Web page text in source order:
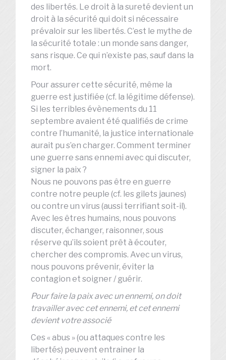
des libertés. Le droit à la sureté devient un
droit à la sécurité qui doit si nécessaire
prévaloir sur les libertés. C’est le mythe de
la sécurité totale : un monde sans danger,
sans risque. Ce qui n’existe pas, sauf dans la
mort.
Pour assurer cette sécurité, même la
guerre est justifiée (cf. la légitime défense).
Si les terribles évènements du 11
septembre avaient été qualifiés de crime
contre l’humanité, la justice internationale
aurait pu s’en charger. Comment terminer
une guerre sans ennemi avec qui discuter,
signer la paix ?
Nous ne pouvons pas être en guerre
contre notre peuple (cf. les gilets jaunes)
ou contre un virus (aussi terrifiant soit-il).
Avec les êtres humains, nous pouvons
discuter, échanger, raisonner, sous
réserve qu’ils soient prêt à écouter,
chercher des compromis. Avec un virus,
nous pouvons prévenir, éviter la
contagion et soigner / guérir.
Pour faire la paix avec un ennemi, on doit
travailler avec cet ennemi, et cet ennemi
devient votre associé
Ces « abus » (ou attaques contre les
libertés) peuvent entrainer la